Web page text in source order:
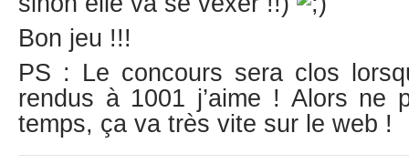
Bon jeu !!!
PS : Le concours sera clos
rendus à 1001 j’aime ! Alors ne
temps, ça va très vite sur le web !